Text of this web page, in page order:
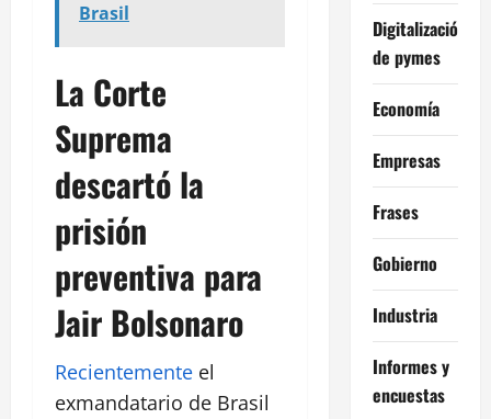
Brasil
La Corte
Suprema
descartó la
prisión
preventiva para
Jair Bolsonaro
Recientemente el
exmandatario de Brasil
Digitalización
de pymes
Economía
Empresas
Frases
Gobierno
Industria
Informes y
encuestas